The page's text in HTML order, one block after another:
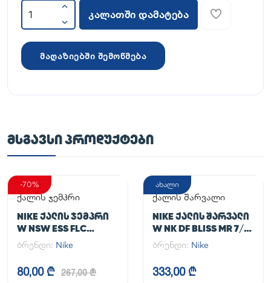
კალათში დამატება
მაღაზიებში შემოწმება
ᲛᲡᲒᲐᲕᲡᲘ ᲞᲠᲝᲓᲣᲥᲢᲔᲑᲘ
-70%
ქალის ჯემპრი
NIKE ᲥᲐᲚᲘᲡ ᲯᲔᲛᲞᲠᲘ
W NSW ESS FLC
HOODIE CLCTN RE
ბრენდი: Nike
80,00 ₾ 267,00 ₾
ახალი
ქალის შარვალი
NIKE ᲥᲐᲚᲘᲡ ᲨᲐᲠᲕᲐᲚᲘ
W NK DF BLISS MR 7/8
JOGGER
ბრენდი: Nike
333,00 ₾